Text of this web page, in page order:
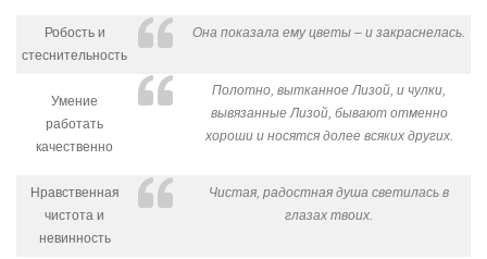
Робость и
стеснительность
Она показала ему цветы – и закраснелась.
Умение
работать
качественно
Полотно, вытканное Лизой, и чулки,
вывязанные Лизой, бывают отменно
хороши и носятся долее всяких других.
Нравственная
чистота и
невинность
Чистая, радостная душа светилась в
глазах твоих.